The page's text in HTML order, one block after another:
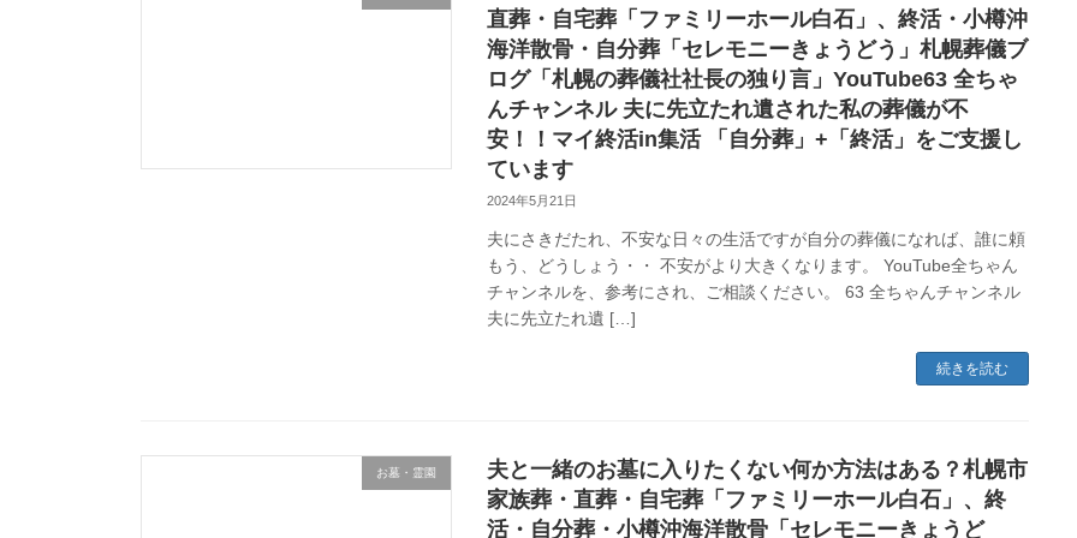
直葬・自宅葬「ファミリーホール白石」、終活・小樽沖
海洋散骨・自分葬「セレモニーきょうどう」札幌葬儀ブ
ログ「札幌の葬儀社社長の独り言」YouTube63 全ちゃ
んチャンネル 夫に先立たれ遺された私の葬儀が不
安！！マイ終活in集活 「自分葬」+「終活」をご支援し
ています
2024年5月21日
夫にさきだたれ、不安な日々の生活ですが自分の葬儀になれば、誰に頼
もう、どうしょう・・ 不安がより大きくなります。 YouTube全ちゃん
チャンネルを、参考にされ、ご相談ください。 63 全ちゃんチャンネル
夫に先立たれ遺 […]
続きを読む
お墓・霊園
夫と一緒のお墓に入りたくない何か方法はある？札幌市
家族葬・直葬・自宅葬「ファミリーホール白石」、終
活・自分葬・小樽沖海洋散骨「セレモニーきょうど